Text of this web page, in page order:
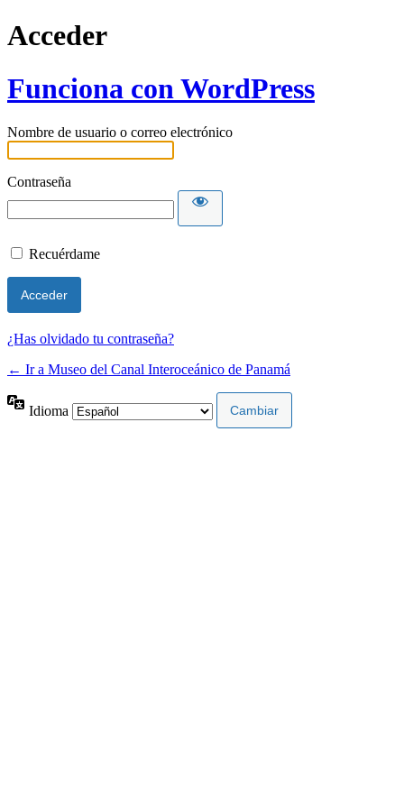
Acceder
Funciona con WordPress
Nombre de usuario o correo electrónico
Contraseña
Recuérdame
¿Has olvidado tu contraseña?
← Ir a Museo del Canal Interoceánico de Panamá
Idioma